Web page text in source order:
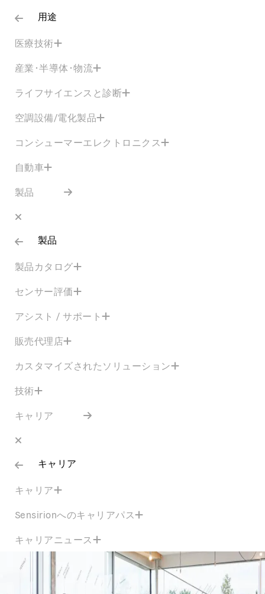
用途
医療技術
産業･半導体･物流
ライフサイエンスと診断
空調設備/電化製品
コンシューマーエレクトロニクス
自動車
製品
製品
製品カタログ
センサー評価
アシスト / サポート
販売代理店
カスタマイズされたソリューション
技術
キャリア
キャリア
キャリア
Sensirionへのキャリアパス
キャリアニュース